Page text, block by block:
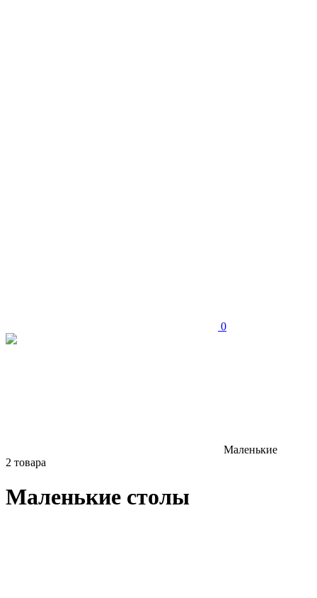
0
Маленькие
2 товара
Маленькие столы